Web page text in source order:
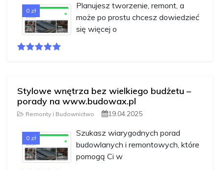
0 zł
Planujesz tworzenie, remont, a
może po prostu chcesz dowiedzieć
się więcej o
Stylowe wnętrza bez wielkiego budżetu –
porady na www.budowax.pl
Remonty i Budownictwo 19.04.2025
0 zł
Szukasz wiarygodnych porad
budowlanych i remontowych, które
pomogą Ci w